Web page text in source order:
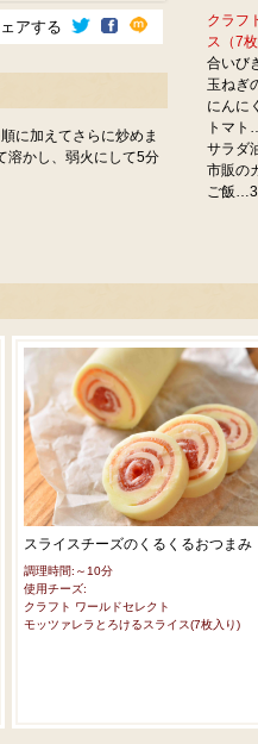
アする
クラフ
ス（7
合いび
玉ねぎ
にんに
トマト
サラダ
市販の
ご飯…3
に加えてさらに炒めま
溶かし、弱火にして5分
スライスチーズのくるくるおつまみ
調理時間:～10分
使用チーズ:
クラフト ワールドセレクト
モッツァレラとろけるスライス(7枚入り)